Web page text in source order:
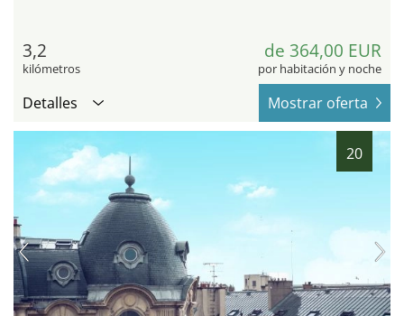
3,2
kilómetros
de 364,00 EUR
por habitación y noche
Detalles Mostrar oferta
20